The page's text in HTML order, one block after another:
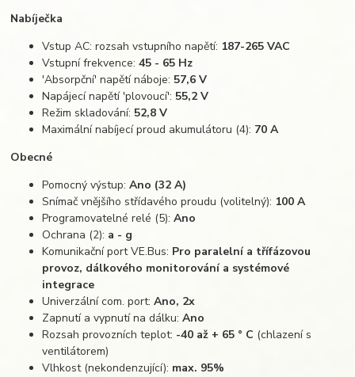
Nabíječka
Vstup AC: rozsah vstupního napětí: 187-265 VAC
Vstupní frekvence:45 - 65 Hz
'Absorpční' napětí náboje: 57,6 V
Napájecí napětí 'plovoucí': 55,2 V
Režim skladování: 52,8 V
Maximální nabíjecí proud akumulátoru (4): 70 A​
Obecné
Pomocný výstup:Ano (32 A)
Snímač vnějšího střídavého proudu (volitelný): 100 A
Programovatelné relé (5):Ano
Ochrana (2): a - g
Komunikační port VE.Bus: Pro paralelní a třífázovou
provoz, dálkového monitorování a systémové
integrace
Univerzální com. port:Ano, 2x
Zapnutí a vypnutí na dálku:Ano
Rozsah provozních teplot: -40 až + 65 ° C (chlazení s
ventilátorem)
Vlhkost (nekondenzující): max. 95%